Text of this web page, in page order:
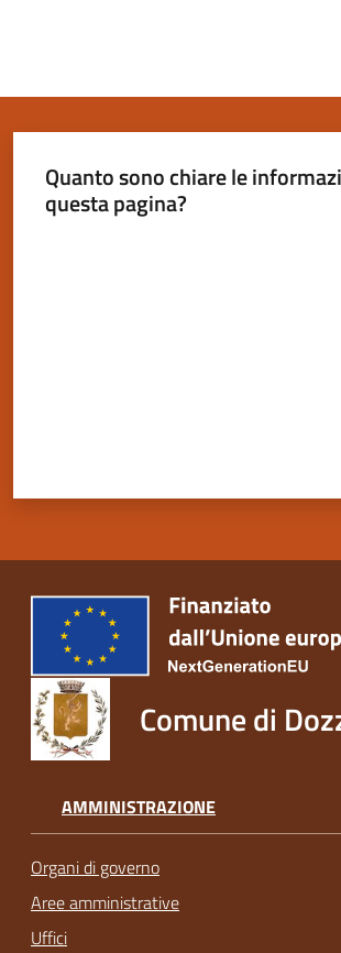
Quanto sono chiare le
questa pagina?
Comune di
AMMINISTRAZIONE
Organi di governo
Aree amministrative
Uffici